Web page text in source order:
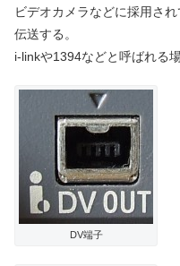
ビデオカメラなどに採用さ
伝送する。
i-linkや1394などと呼ばれる
DV端子